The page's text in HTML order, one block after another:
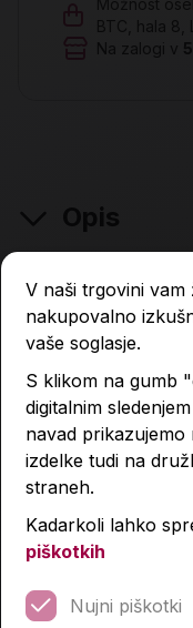
Možnost
BTC, hala 8,
Na zalogi v
Opis
Lastnosti
Podobni
V naši trgovini vam
nakupovalno
vaše soglasje.
S klikom na gumb
digitalnim
navad
izdelke tudi na
straneh.
Kadarkoli lahko
piškotkih
Nujni piškotki